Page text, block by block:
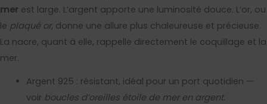
mer est large. L’argent apporte une luminosité douce. L’or, ou
le plaqué or, donne une allure plus chaleureuse et précieuse.
La nacre, quant à elle, rappelle directement le coquillage et la
mer.
Argent 925 : résistant, idéal pour un port quotidien —
voir boucles d’oreilles étoile de mer en argent.